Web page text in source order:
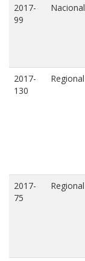
2017-
99
Nacional
2017-
130
Regional
2017-
75
Regional